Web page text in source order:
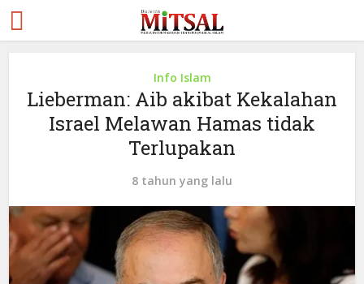
Info Islam
Lieberman: Aib akibat Kekalahan
Israel Melawan Hamas tidak
Terlupakan
8 tahun yang lalu